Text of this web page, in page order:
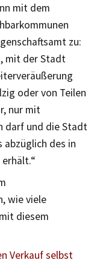
mit dem
zu:
mit der Stadt
oder von Teilen
nur mit
darf und die Stadt
abzüglich des in
wie viele
diesem
Verkauf selbst